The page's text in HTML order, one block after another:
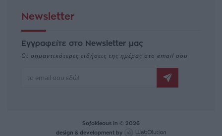
Newsletter
Εγγραφείτε στο Newsletter μας
Οι σημαντικότερες ειδήσεις της ημέρας στο email σου
Sofokleous In © 2026
design & development by